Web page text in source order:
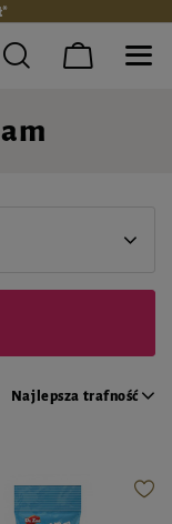
Najlepsza trafność